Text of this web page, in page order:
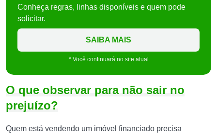
Conheça regras, linhas disponíveis e quem pode
solicitar.
SAIBA MAIS
* Você continuará no site atual
O que observar para não sair no
prejuízo?
Quem está vendendo um imóvel financiado precisa